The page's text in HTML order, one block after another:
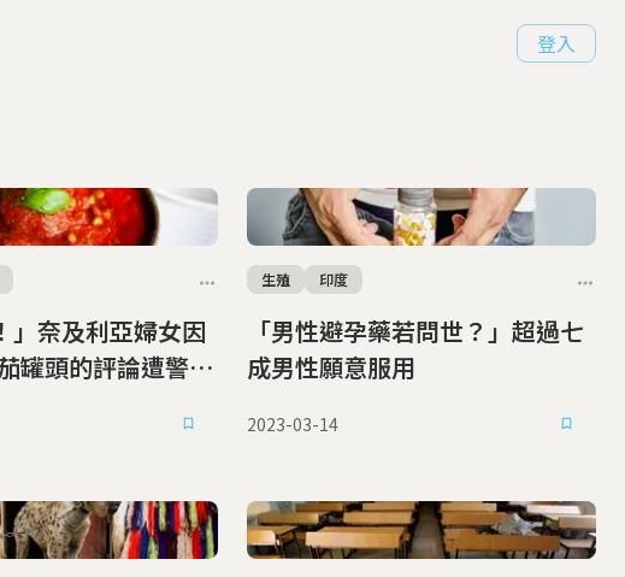
登入
」奈及利亞婦女因
罐頭的評論遭警方
「男性避孕藥若問世？」超過七
成男性願意服用
生殖 印度
2023-03-14